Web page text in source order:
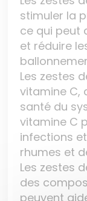
stimuler la
ce qui peut
et réduire
Les zestes
vitamine C,
santé du
vitamine C
infections
rhumes et
Les zestes
des
peuvent